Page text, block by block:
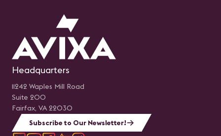
Headquarters
11242 Waples Mill Road
Suite 200
Fairfax, VA 22030
Subscribe to Our Newsletter!